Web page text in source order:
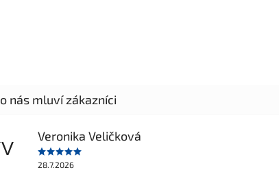
Veronika Veličková
28.7.2026